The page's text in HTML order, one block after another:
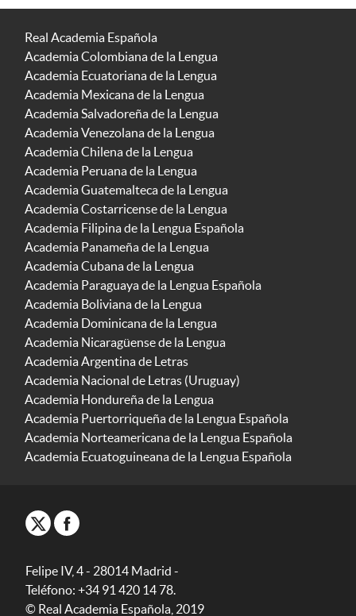
Real Academia Española
Academia Colombiana de la Lengua
Academia Ecuatoriana de la Lengua
Academia Mexicana de la Lengua
Academia Salvadoreña de la Lengua
Academia Venezolana de la Lengua
Academia Chilena de la Lengua
Academia Peruana de la Lengua
Academia Guatemalteca de la Lengua
Academia Costarricense de la Lengua
Academia Filipina de la Lengua Española
Academia Panameña de la Lengua
Academia Cubana de la Lengua
Academia Paraguaya de la Lengua Española
Academia Boliviana de la Lengua
Academia Dominicana de la Lengua
Academia Nicaragüense de la Lengua
Academia Argentina de Letras
Academia Nacional de Letras (Uruguay)
Academia Hondureña de la Lengua
Academia Puertorriqueña de la Lengua Española
Academia Norteamericana de la Lengua Española
Academia Ecuatoguineana de la Lengua Española
Felipe IV, 4 - 28014 Madrid -
Teléfono: +34 91 420 14 78.
© Real Academia Española, 2019